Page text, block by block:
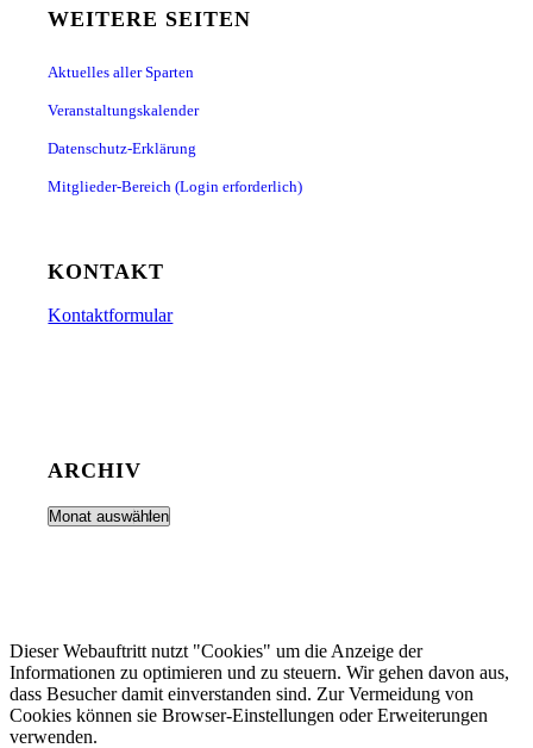
WEITERE SEITEN
Aktuelles aller Sparten
Veranstaltungskalender
Datenschutz-Erklärung
Mitglieder-Bereich (Login erforderlich)
KONTAKT
Kontaktformular
ARCHIV
Dieser Webauftritt nutzt "Cookies" um die Anzeige der
Informationen zu optimieren und zu steuern. Wir gehen davon aus,
dass Besucher damit einverstanden sind. Zur Vermeidung von
Cookies können sie Browser-Einstellungen oder Erweiterungen
verwenden.